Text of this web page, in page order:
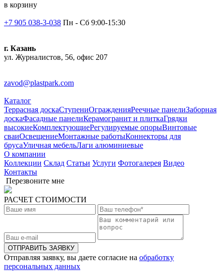
в корзину
+7 905 038-3-038 Пн - Сб 9:00-15:30
г. Казань
ул. Журналистов, 56, офис 207
zavod@plastpark.com
Каталог
Террасная доскаСтупениОгражденияРеечные панелиЗаборная
доскаФасадные панелиКерамогранит и плиткаГрядки
высокиеКомплектующиеРегулируемые опорыВинтовые
сваиОсвещениеМонтажные работыКоннекторы для
брусаУличная мебельЛаги алюминиевые
О компании
Коллекции Склад Статьи Услуги Фотогалерея Видео
Контакты
Перезвоните мне
РАСЧЕТ СТОИМОСТИ
ОТПРАВИТЬ ЗАЯВКУ
Отправляя заявку, вы даете согласие на обработку
персональных данных